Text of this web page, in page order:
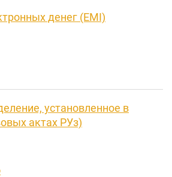
денег (EMI)
установленное в
актах РУз)